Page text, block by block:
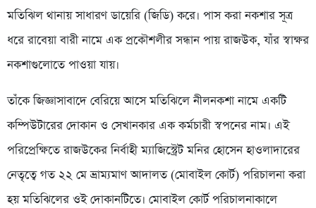
মতিঝিল থানায় সাধারণ ডায়েরি (জিডি) করে। পাস করা নকশার সূত্র
ধরে রাবেয়া বারী নামে এক প্রকৌশলীর সন্ধান পায় রাজউক, যাঁর স্বাক্ষর
নকশাগুলোতে পাওয়া যায়।
তাঁকে জিজ্ঞাসাবাদে বেরিয়ে আসে মতিঝিলে নীলনকশা নামে একটি
কম্পিউটারের দোকান ও সেখানকার এক কর্মচারী স্বপনের নাম। এই
পরিপ্রেক্ষিতে রাজউকের নির্বাহী ম্যাজিস্ট্রেট মনির হোসেন হাওলাদারের
নেতৃত্বে গত ২২ মে ভ্রাম্যমাণ আদালত (মোবাইল কোর্ট) পরিচালনা করা
হয় মতিঝিলের ওই দোকানটিতে। মোবাইল কোর্ট পরিচালনাকালে